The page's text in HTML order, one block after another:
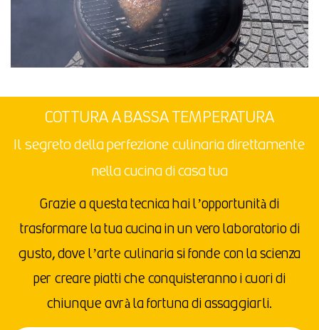
COTTURA A BASSA TEMPERATURA
Il segreto della perfezione culinaria direttamente
nella cucina di casa tua
Grazie a questa tecnica hai l’opportunità di
trasformare la tua cucina in un vero laboratorio di
gusto, dove l’arte culinaria si fonde con la scienza
per creare piatti che conquisteranno i cuori di
chiunque avrà la fortuna di assaggiarli.